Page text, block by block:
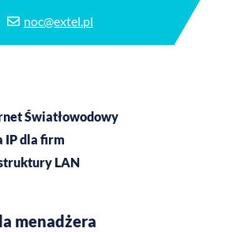
noc@extel.pl
Światłowodowy
IP dla firm
LAN
menadżera